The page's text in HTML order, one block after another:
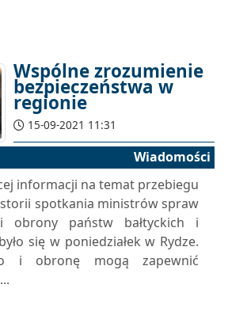
Wspólne zrozumienie
bezpieczeństwa w
regionie
15-09-2021 11:31
Wiadomości
informacji na temat przebiegu
spotkania ministrów spraw
i obrony państw bałtyckich i
się w poniedziałek w Rydze.
i obronę mogą zapewnić